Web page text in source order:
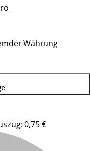
Währung
0,75 €